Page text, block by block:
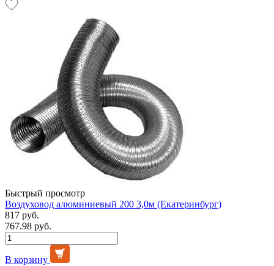
Быстрый просмотр
Воздуховод алюминиевый 200 3,0м (Екатеринбург)
817 руб.
767.98 руб.
В корзину